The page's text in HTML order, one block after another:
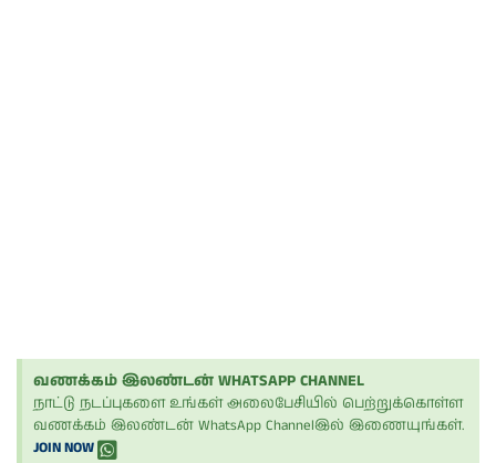
வணக்கம் இலண்டன் WHATSAPP CHANNEL
நாட்டு நடப்புகளை உங்கள் அலைபேசியில் பெற்றுக்கொள்ள
வணக்கம் இலண்டன் WhatsApp Channelஇல் இணையுங்கள்.
JOIN NOW